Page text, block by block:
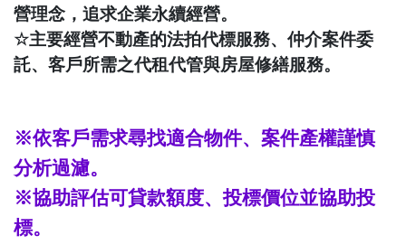
營理念，追求企業永續經營。
☆主要經營不動產的法拍代標服務、仲介案件委
託、客戶所需之代租代管與房屋修繕服務。
※依客戶需求尋找適合物件、案件產權謹慎
分析過濾。
※協助評估可貸款額度、投標價位並協助投
標。